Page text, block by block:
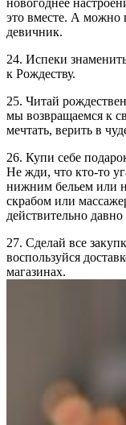
новогоднее
это вместе. А можно
девичник.
24. Испеки
к Рождеству.
25. Читай
мы возвращаемся к
мечтать, верить в
26. Купи себе
Не жди, что кто-то
нижним бельем или
скрабом или
действительно
27. Сделай все
воспользуйся
магазинах.